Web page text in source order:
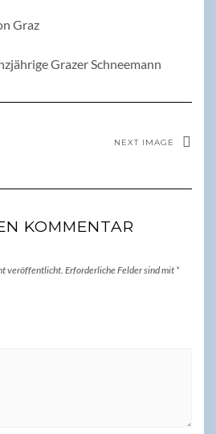
Grazer Schneemann
NEXT IMAGE
KOMMENTAR
veröffentlicht. Erforderliche Felder sind mit *